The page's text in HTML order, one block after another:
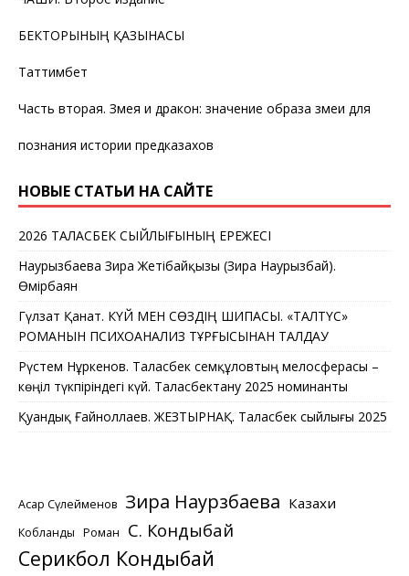
БЕКТОРЫНЫҢ ҚАЗЫНАСЫ
Таттимбет
Часть вторая. Змея и дракон: значение образа змеи для
познания истории предказахов
НОВЫЕ СТАТЬИ НА САЙТЕ
2026 ТАЛАСБЕК СЫЙЛЫҒЫНЫҢ ЕРЕЖЕСІ
Наурызбаева Зира Жетібайқызы (Зира Наурызбай).
Өмірбаян
Гүлзат Қанат. КҮЙ МЕН СӨЗДІҢ ШИПАСЫ. «ТАЛТҮС»
РОМАНЫН ПСИХОАНАЛИЗ ТҰРҒЫСЫНАН ТАЛДАУ
Рүстем Нұркенов. Таласбек Әсемқұловтың мелосферасы –
көңіл түкпіріндегі күй. Таласбектану 2025 номинанты
Қуандық Ғайноллаев. ЖЕЗТЫРНАҚ. Таласбек сыйлығы 2025
Асқар Сүлейменов Зира Наурзбаева Казахи
Кобланды Роман С. Кондыбай
Серикбол Кондыбай